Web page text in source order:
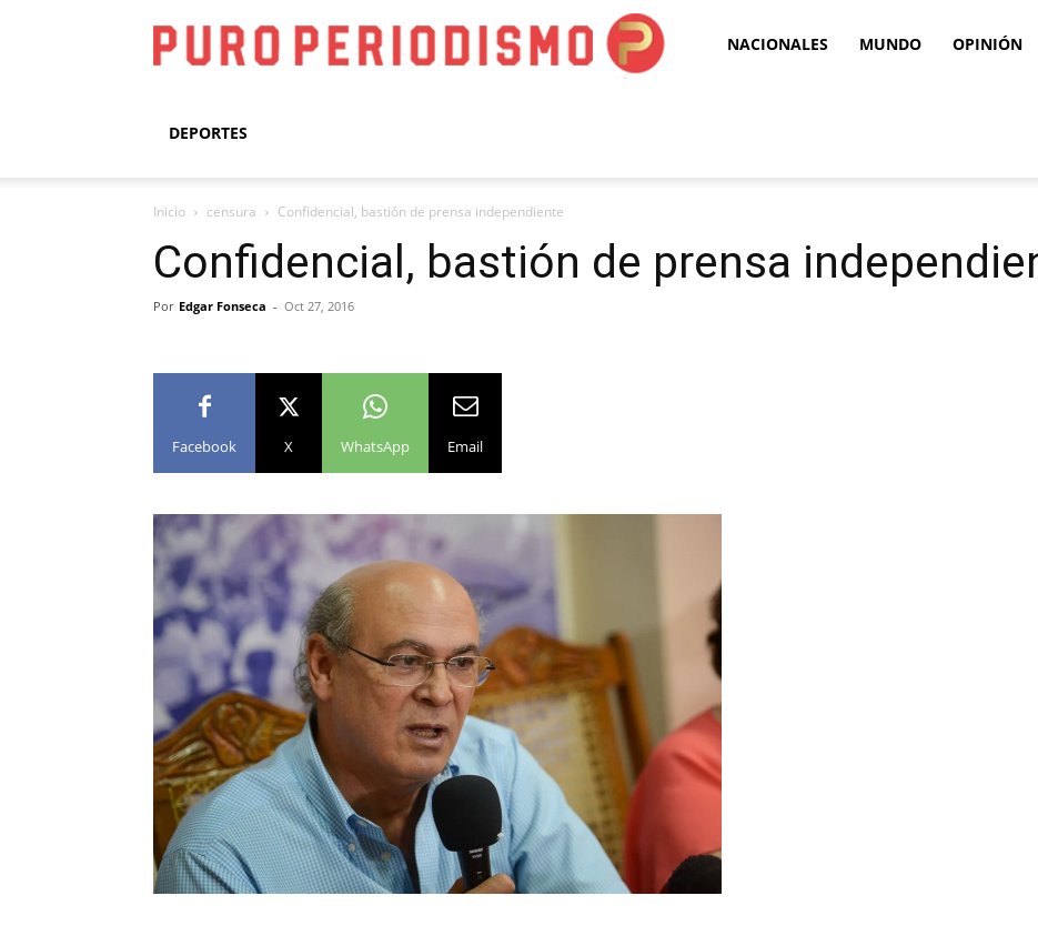
Puro NACIONALES MUNDO OPINIÓN
DEPORTES
Inicio censura Confidencial, bastión de prensa independiente
Confidencial, bastión de prensa
Por Edgar Fonseca - Oct 27, 2016
Facebook X WhatsApp Email